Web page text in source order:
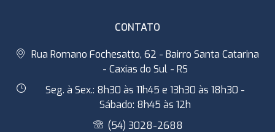
CONTATO
Rua Romano Fochesatto, 62 - Bairro Santa Catarina
- Caxias do Sul - RS
Seg. à Sex.: 8h30 às 11h45 e 13h30 às 18h30 -
Sábado: 8h45 às 12h
(54) 3028-2688